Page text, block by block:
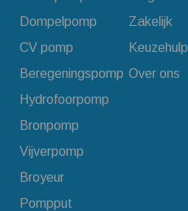
Dompelpomp
CV pomp
Beregeningspomp
Hydrofoorpomp
Bronpomp
Vijverpomp
Broyeur
Pompput
Zakelijk
Keuzehulp
Over ons